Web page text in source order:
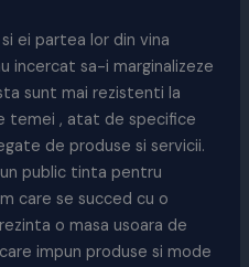
ei partea lor din vina
incercat sa-i marginalizeze
sunt mai rezistenti la
temei , atat de specifice
de produse si servicii.
public tinta pentru
care se succed cu o
o masa usoara de
impun produse si mode